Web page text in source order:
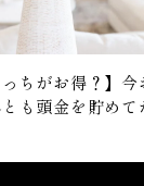
っちがお得？】
も頭金を貯めて